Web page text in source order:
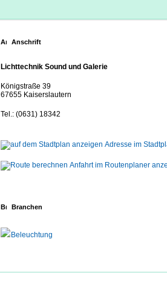
Anschrift
Lichttechnik Sound und Galerie
Königstraße 39
67655 Kaiserslautern
Tel.: (0631) 18342
Adresse im
Anfahrt im Routenplaner
Branchen
Beleuchtung